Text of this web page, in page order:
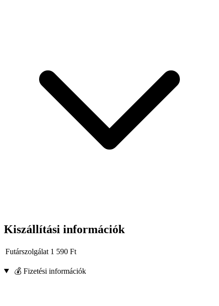
Kiszállítási információk
Futárszolgálat 1 590 Ft
💰 Fizetési információk